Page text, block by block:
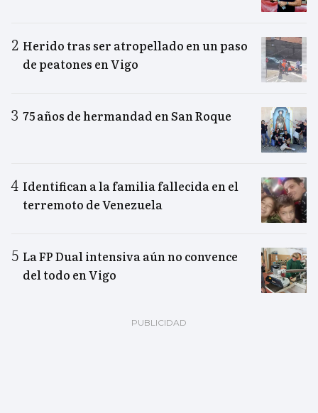
Herido tras ser atropellado en un paso
de peatones en Vigo
75 años de hermandad en San Roque
Identifican a la familia fallecida en el
terremoto de Venezuela
La FP Dual intensiva aún no convence
del todo en Vigo